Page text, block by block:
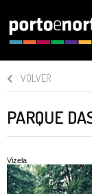
VOLVER
PARQUE
Vizela